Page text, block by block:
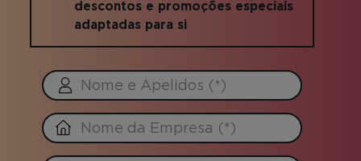
descontos e promoções especiais
adaptadas para si